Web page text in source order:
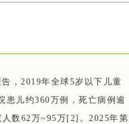
，2019年全球5岁以下儿童
儿约360万例，死亡病例逾
数62万~95万 [2] 。2025年第